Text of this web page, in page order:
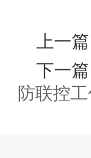
上一篇
下一篇
防联控